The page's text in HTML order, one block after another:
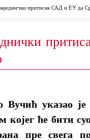
притисак САД и ЕУ да
Вучић указао
којег ће бити
пре свега